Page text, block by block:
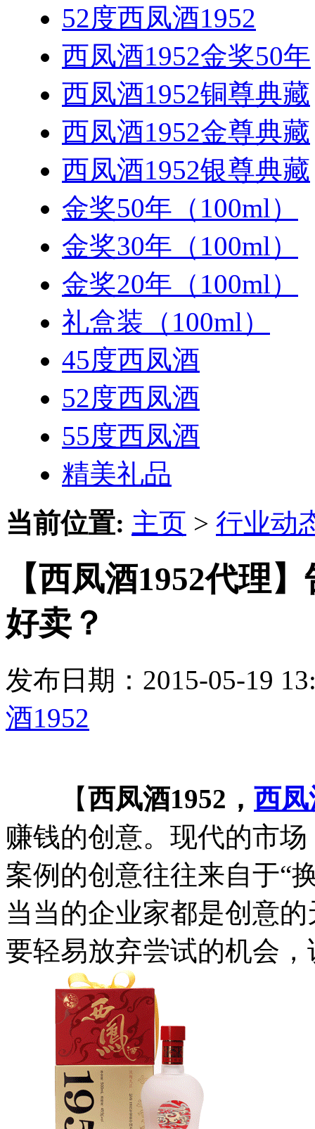
52度西凤酒1952
西凤酒1952金奖50年
西凤酒1952铜尊典藏
西凤酒1952金尊典藏
西凤酒1952银尊典藏
金奖50年（100ml）
金奖30年（100ml）
金奖20年（100ml）
礼盒装（100ml）
45度西凤酒
52度西凤酒
55度西凤酒
精美礼品
当前位置: 主页 > 行业动
【西凤酒1952代理
好卖？
发布日期：2015-05-19
酒1952
【西凤酒1952， 西
赚钱的创意。现代的市
案例的创意往往来自于“
当当的企业家都是创意
要轻易放弃尝试的机会